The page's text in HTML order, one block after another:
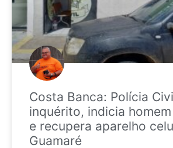
Costa Banca: Polícia
inquérito, indicia
e recupera aparelho
Guamaré